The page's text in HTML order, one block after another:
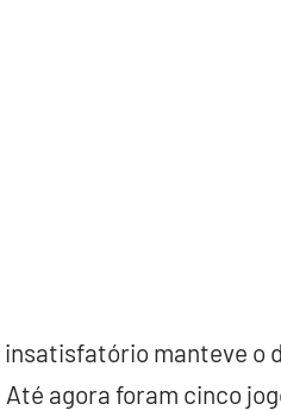
manteve o
agora foram cinco